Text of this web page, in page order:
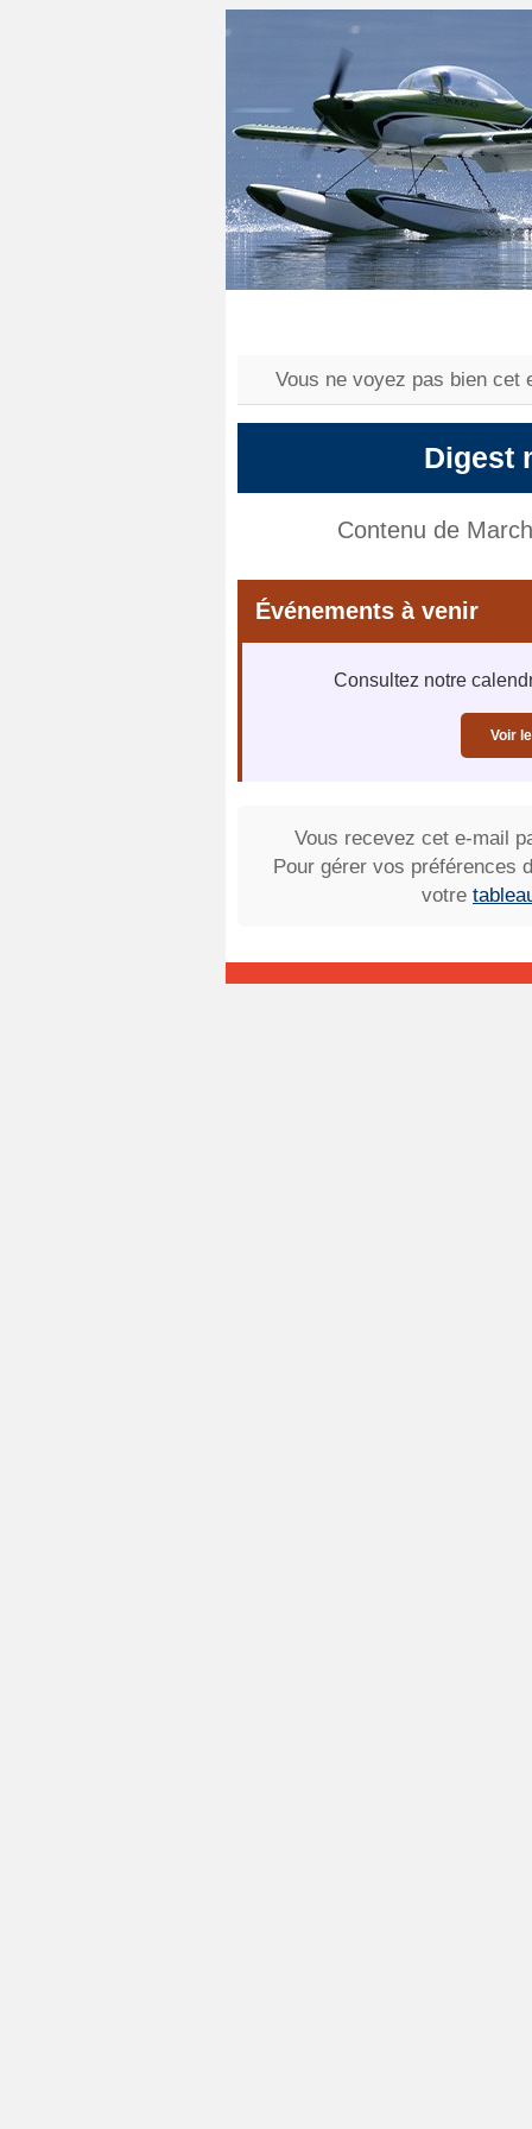
Vous ne voyez pas bien cet
Digest
Contenu de
Événements à venir
Consultez notre
Voir
Vous recevez cet e-mail
Pour gérer vos préférences
votre